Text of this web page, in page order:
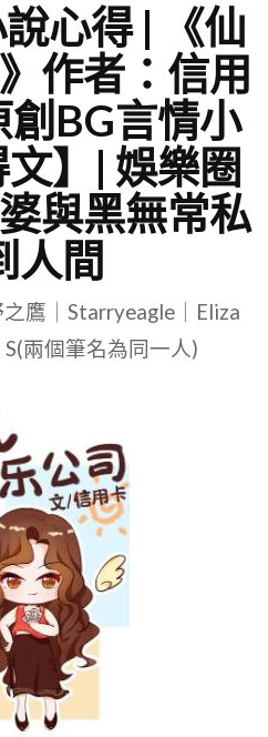
心得 | 《仙
作者：信用
BG言情小
】| 娛樂圈
與黑無常私
人間
之鷹｜Starryeagle｜Eliza
兩個筆名為同一人)